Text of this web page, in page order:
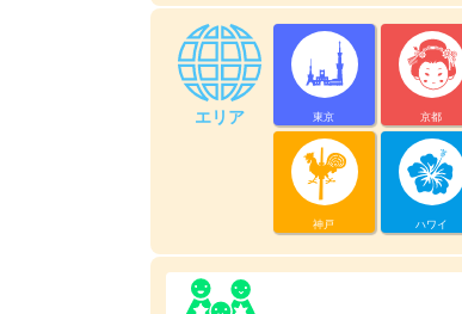
エリア 東京 京都
神戸 ハワイ